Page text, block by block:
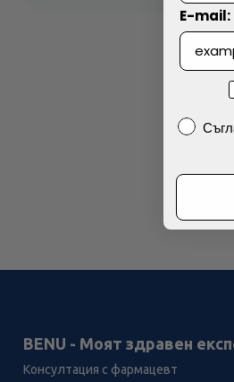
BENU - Моят здравен
Консултация с фармацевт
E-mail: